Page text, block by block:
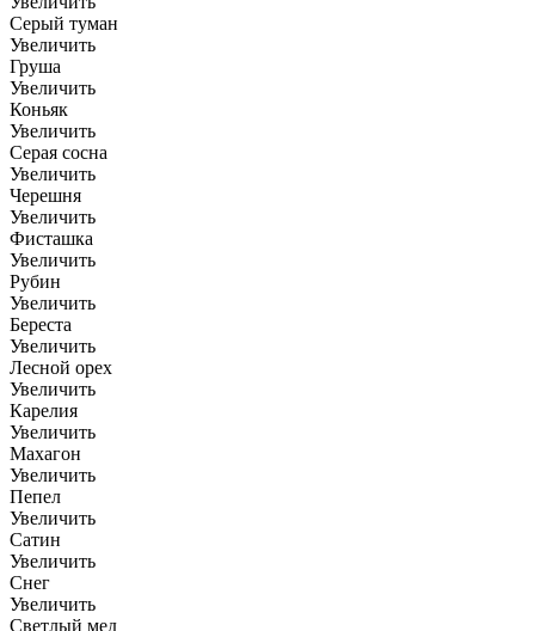
Серый туман
Увеличить
Груша
Увеличить
Коньяк
Увеличить
Серая сосна
Увеличить
Черешня
Увеличить
Фисташка
Увеличить
Рубин
Увеличить
Береста
Увеличить
Лесной орех
Увеличить
Карелия
Увеличить
Махагон
Увеличить
Пепел
Увеличить
Сатин
Увеличить
Снег
Увеличить
Светлый мед